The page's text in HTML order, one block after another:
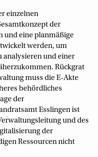
einzelnen
der
und eine planmäßige
werden, um
analysieren und einer
Rückgrat
muss die E-Akte
behördliches
der
Esslingen ist
und des
der
Ressourcen nicht